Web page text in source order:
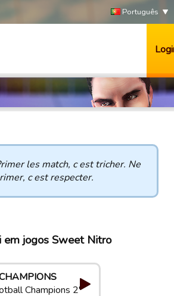
Português
les match, c est tricher. Ne
c est respecter.
em jogos Sweet Nitro
Champions 2"